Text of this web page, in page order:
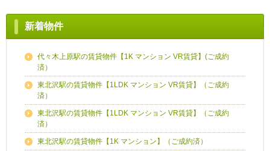
新着物件
代々木上原駅の賃貸物件【1K マンション VR賃貸】(ご成約
済）
東北沢駅の賃貸物件【1LDK マンション VR賃貸】（ご成約
済）
東北沢駅の賃貸物件【1LDK マンション VR賃貸】（ご成約
済）
東北沢駅の賃貸物件【1K マンション】（ご成約済）